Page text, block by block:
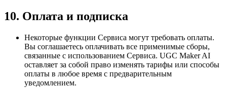
10. Оплата и подписка
Некоторые функции Сервиса могут требовать оплаты.
Вы соглашаетесь оплачивать все применимые сборы,
связанные с использованием Сервиса. UGC Maker AI
оставляет за собой право изменять тарифы или способы
оплаты в любое время с предварительным
уведомлением.